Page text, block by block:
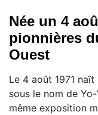
Née un 4
pionnières
Ouest
Le 4 août 1971
sous le nom de
même exposition